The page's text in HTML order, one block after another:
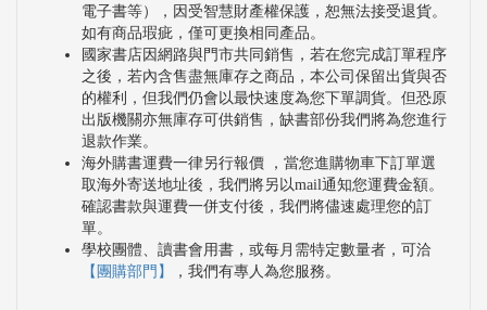
電子書等），因受智慧財產權保護，恕無法接受退貨。
如有商品瑕疵，僅可更換相同產品。
國家書店因網路與門市共同銷售，若在您完成訂單程序
之後，若內含售盡無庫存之商品，本公司保留出貨與否
的權利，但我們仍會以最快速度為您下單調貨。但恐原
出版機關亦無庫存可供銷售，缺書部份我們將為您進行
退款作業。
海外購書運費一律另行報價 ，當您進購物車下訂單選
取海外寄送地址後，我們將另以mail通知您運費金額。
確認書款與運費一併支付後，我們將儘速處理您的訂
單。
學校團體、讀書會用書，或每月需特定數量者，可洽
【團購部門】
，我們有專人為您服務。